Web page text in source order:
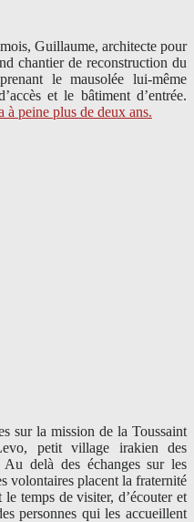
Guillaume, architecte pour
chantier de reconstruction du
le mausolée lui-même
et le bâtiment d’entrée.
peine plus de deux ans.
sur la mission de la Toussaint
petit village irakien des
delà des échanges sur les
volontaires placent la fraternité
temps de visiter, d’écouter et
personnes qui les accueillent